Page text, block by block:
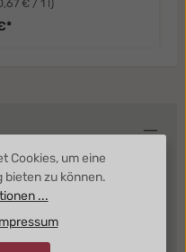
€ / 1 l)
Cookies, um eine
zu können.
...